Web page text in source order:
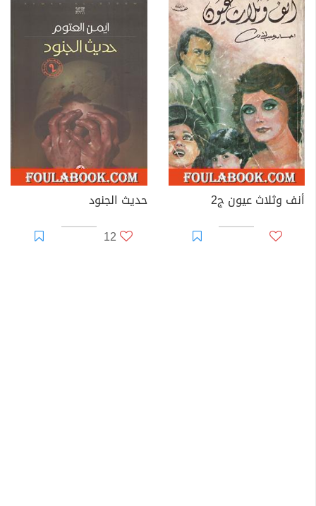
أنف وثلاث عيون ج2
حديث الجنود
12